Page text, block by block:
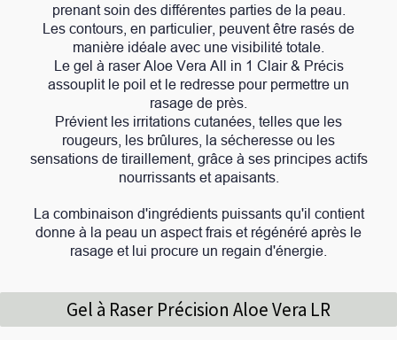
prenant soin des différentes parties de la peau.
Les contours, en particulier, peuvent être rasés de
manière idéale avec une visibilité totale.
Le gel à raser Aloe Vera All in 1 Clair & Précis
assouplit le poil et le redresse pour permettre un
rasage de près.
Prévient les irritations cutanées, telles que les
rougeurs, les brûlures, la sécheresse ou les
sensations de tiraillement, grâce à ses principes actifs
nourrissants et apaisants.
La combinaison d'ingrédients puissants qu'il contient
donne à la peau un aspect frais et régénéré après le
rasage et lui procure un regain d'énergie.
Gel à Raser Précision Aloe Vera LR